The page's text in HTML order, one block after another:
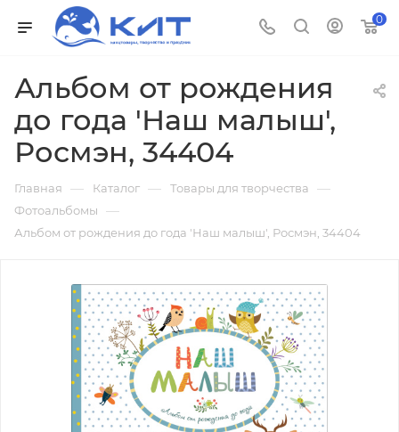
0
Альбом от рождения
до года 'Наш малыш',
Росмэн, 34404
Главная — Каталог — Товары для творчества —
Фотоальбомы —
Альбом от рождения до года 'Наш малыш', Росмэн, 34404